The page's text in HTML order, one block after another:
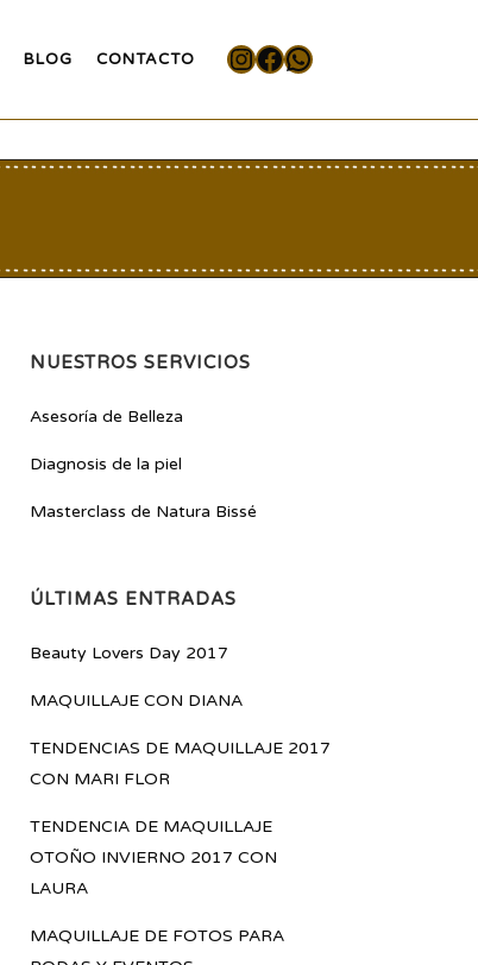
Instagram
Facebook
WhatsApp
BLOG CONTACTO
NUESTROS SERVICIOS
Asesoría de Belleza
Diagnosis de la piel
Masterclass de Natura Bissé
ÚLTIMAS ENTRADAS
Beauty Lovers Day 2017
MAQUILLAJE CON DIANA
TENDENCIAS DE MAQUILLAJE 2017
CON MARI FLOR
TENDENCIA DE MAQUILLAJE
OTOÑO INVIERNO 2017 CON
LAURA
MAQUILLAJE DE FOTOS PARA